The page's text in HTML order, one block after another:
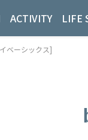
ACTIVITY LIFE
ベーシックス]